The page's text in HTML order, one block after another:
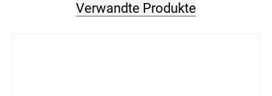
Verwandte Produkte